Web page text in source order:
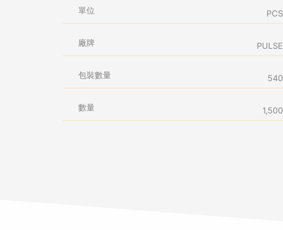
單位 PCS
廠牌 PULSE
包裝數量 540
數量 1,500